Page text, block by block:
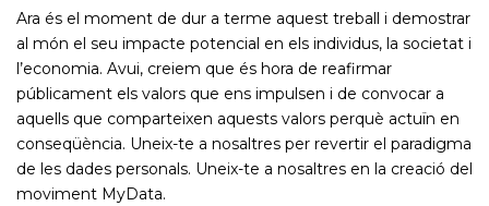
Ara és el moment de dur a terme aquest treball i demostrar
al món el seu impacte potencial en els individus, la societat i
l’economia. Avui, creiem que és hora de reafirmar
públicament els valors que ens impulsen i de convocar a
aquells que comparteixen aquests valors perquè actuïn en
conseqüència. Uneix-te a nosaltres per revertir el paradigma
de les dades personals. Uneix-te a nosaltres en la creació del
moviment MyData.